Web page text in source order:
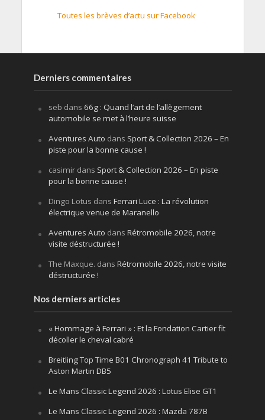
Toutes les brèves d’actu sur Facebook
Derniers commentaires
seb dans 66g : Quand l’art de l’allègement
automobile se met à l’heure suisse
Aventures Auto dans Sport & Collection 2026 – En
piste pour la bonne cause !
casimirdans Sport & Collection 2026 – En piste
pour la bonne cause !
Dingo Lotus dans Ferrari Luce : La révolution
électrique venue de Maranello
Aventures Auto dans Rétromobile 2026, notre
visite déstructurée !
The Maxque. dans Rétromobile 2026, notre visite
déstructurée !
Nos derniers articles
« Hommage à Ferrari » : Et la Fondation Cartier fit
décoller le cheval cabré
Breitling Top Time B01 Chronograph 41 Tribute to
Aston Martin DB5
Le Mans Classic Legend 2026 : Lotus Elise GT1
Le Mans Classic Legend 2026 : Mazda 787B